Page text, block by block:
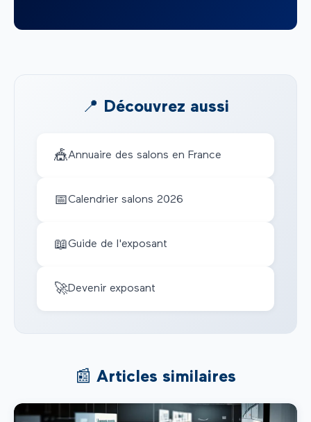
📍 Découvrez aussi
🎪Annuaire des salons en France
📅Calendrier salons 2026
📖Guide de l'exposant
🚀Devenir exposant
📰 Articles similaires